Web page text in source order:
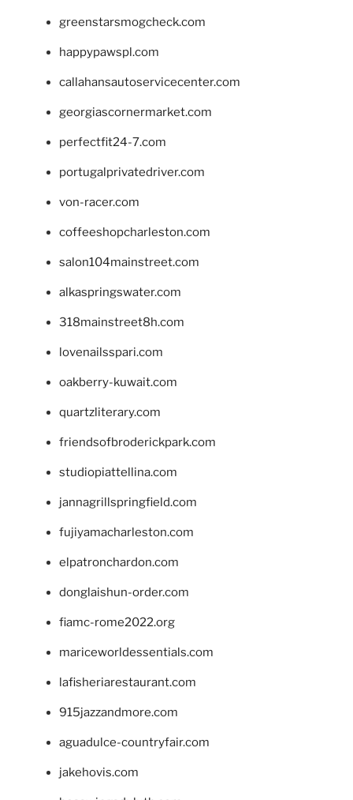
greenstarsmogcheck.com
happypawspl.com
callahansautoservicecenter.com
georgiascornermarket.com
perfectfit24-7.com
portugalprivatedriver.com
von-racer.com
coffeeshopcharleston.com
salon104mainstreet.com
alkaspringswater.com
318mainstreet8h.com
lovenailsspari.com
oakberry-kuwait.com
quartzliterary.com
friendsofbroderickpark.com
studiopiattellina.com
jannagrillspringfield.com
fujiyamacharleston.com
elpatronchardon.com
donglaishun-order.com
fiamc-rome2022.org
mariceworldessentials.com
lafisheriarestaurant.com
915jazzandmore.com
aguadulce-countryfair.com
jakehovis.com